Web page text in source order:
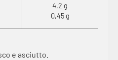
4,2 g
0,45 g
e asciutto.